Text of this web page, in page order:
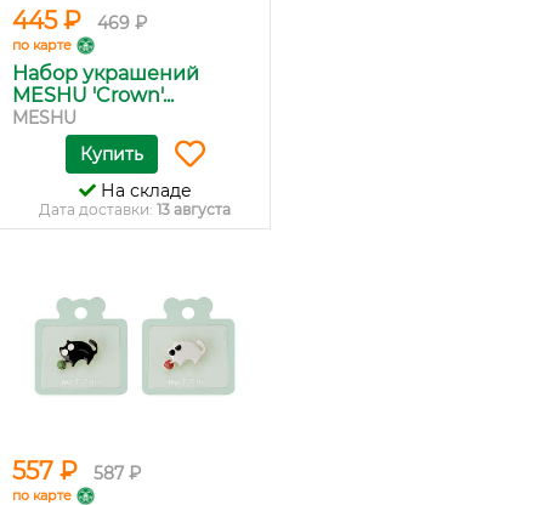
445 ₽ 469 ₽
по карте
Набор украшений
MESHU 'Crown'...
MESHU
Купить
На складе
Дата доставки: 13 августа
557 ₽ 587 ₽
по карте